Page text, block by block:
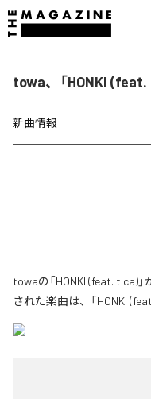
towa、「HONKI
新曲情報
towaの「HONKI (feat. tica)
された楽曲は、「HONKI